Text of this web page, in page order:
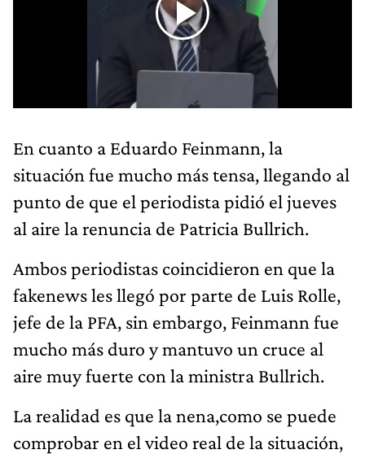
En cuanto a Eduardo Feinmann, la
situación fue mucho más tensa, llegando al
punto de que el periodista pidió el jueves
al aire la renuncia de Patricia Bullrich.
Ambos periodistas coincidieron en que la
fakenews les llegó por parte de Luis Rolle,
jefe de la PFA, sin embargo, Feinmann fue
mucho más duro y mantuvo un cruce al
aire muy fuerte con la ministra Bullrich.
La realidad es que la nena,como se puede
comprobar en el video real de la situación,